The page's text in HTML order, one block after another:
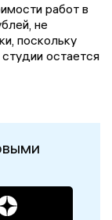
работ в
не
поскольку
остается